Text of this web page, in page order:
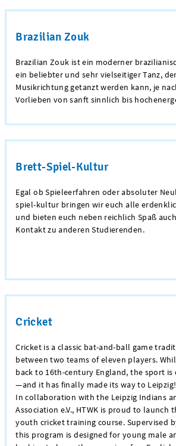
Brazilian Zouk
Brazilian Zouk ist ein moderner
ein beliebter und sehr vielseitiger Tanz,
Musikrichtung getanzt werden kann, je
Vorlieben von sanft sinnlich bis
Brett-Spiel-Kultur
Egal ob Spieleerfahren oder absoluter
spiel-kultur bringen wir euch alle
und bieten euch neben reichlich Spaß
Kontakt zu anderen Studierenden.
Cricket
Cricket is a classic bat-and-ball game
between two teams of eleven players.
back to 16th-century England, the sport
—and it has finally made its way to Leipzig!
In collaboration with the Leipzig Indians
Association e.V., HTWK is proud to launch
youth cricket training course. Supervised
this program is designed for young male